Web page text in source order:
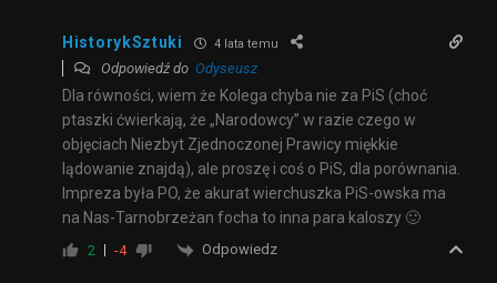
HistorykSztuki 4 lata temu
Odpowiedź do Odyseusz
Dla równości, wiem że Kolega chyba nie za PiS (choć
ptaszki ćwierkają, że „Narodowcy” w razie czego w
objęciach Niezbyt Zjednoczonej Prawicy miękkie
lądowanie znajdą), ale proszę i coś o PiS, dla porównania.
Impreza była PO, że akurat wierchuszka PiS-owska ma
na Nas-Tarnobrzeżan focha to inna para kaloszy 🙂
2 -4 Odpowiedz